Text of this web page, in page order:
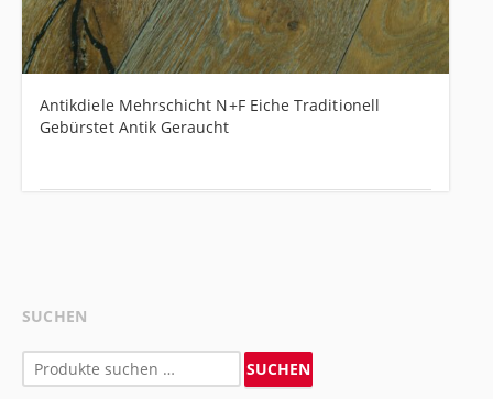
Antikdiele Mehrschicht N+F Eiche Traditionell
Gebürstet Antik Geraucht
SUCHEN
Suchen
nach:
SUCHEN